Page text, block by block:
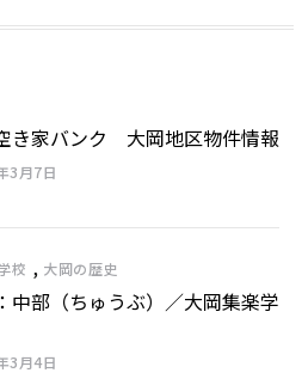
き家バンク 大岡地区物件情報
3月7日
校 , 大岡の歴史
中部（ちゅうぶ）／大岡集楽学
3月4日